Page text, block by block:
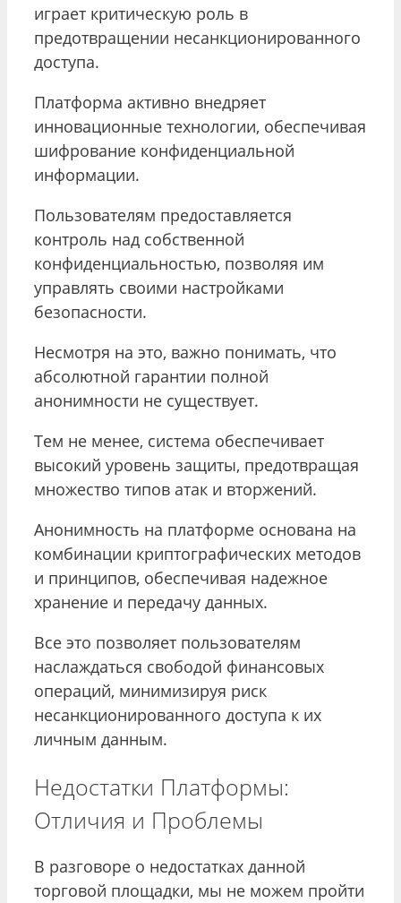
играет критическую роль в
предотвращении несанкционированного
доступа.
Платформа активно внедряет
инновационные технологии, обеспечивая
шифрование конфиденциальной
информации.
Пользователям предоставляется
контроль над собственной
конфиденциальностью, позволяя им
управлять своими настройками
безопасности.
Несмотря на это, важно понимать, что
абсолютной гарантии полной
анонимности не существует.
Тем не менее, система обеспечивает
высокий уровень защиты, предотвращая
множество типов атак и вторжений.
Анонимность на платформе основана на
комбинации криптографических методов
и принципов, обеспечивая надежное
хранение и передачу данных.
Все это позволяет пользователям
наслаждаться свободой финансовых
операций, минимизируя риск
несанкционированного доступа к их
личным данным.
Недостатки Платформы:
Отличия и Проблемы
В разговоре о недостатках данной
торговой площадки, мы не можем пройти